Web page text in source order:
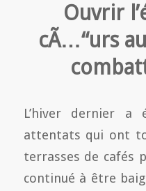
Ouvrir
cÃ…“urs
L’hiver dernier a
attentats qui ont
terrasses de cafés
continué à être